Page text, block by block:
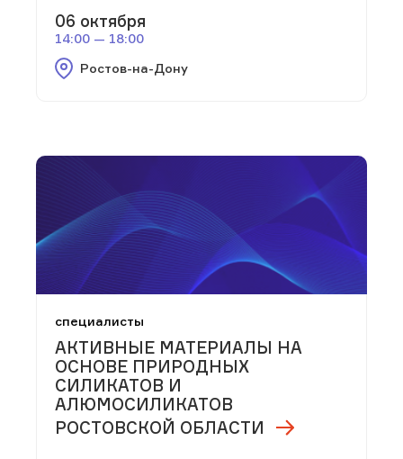
06 октября
14:00 — 18:00
Ростов-на-Дону
специалисты
АКТИВНЫЕ МАТЕРИАЛЫ НА
ОСНОВЕ ПРИРОДНЫХ
СИЛИКАТОВ И
АЛЮМОСИЛИКАТОВ
РОСТОВСКОЙ ОБЛАСТИ